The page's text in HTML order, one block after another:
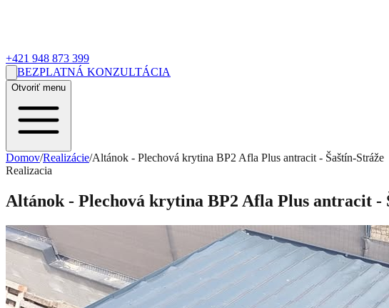
+421 948 873 399
BEZPLATNÁ KONZULTÁCIA
Otvoriť menu
Domov/Realizácie/Altánok - Plechová krytina BP2 Afla Plus antracit - Šaštín-Stráže
Realizacia
Altánok - Plechová krytina BP2 Afla Plus antracit -